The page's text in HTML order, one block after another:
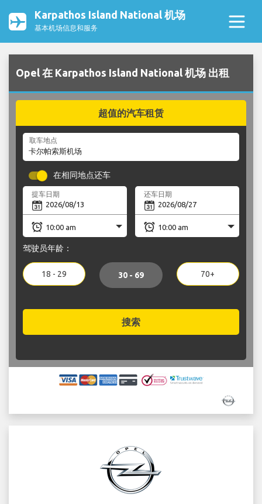
Karpathos Island National 机场
基本机场信息和服务
Opel 在 Karpathos Island National 机场 出租
超值的汽车租赁
取车地点
在相同地点还车
提车日期 还车日期
驾驶员年龄：
18 - 29 30 - 69 70+
搜索